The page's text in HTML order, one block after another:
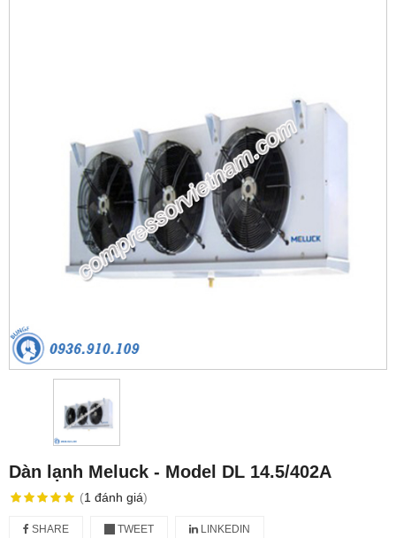
Dàn lạnh Meluck - Model DL 14.5/402A
(1 đánh giá)
SHARE TWEET LINKEDIN